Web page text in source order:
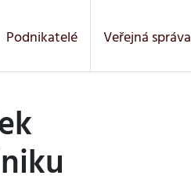
Podnikatelé Veřejná správa